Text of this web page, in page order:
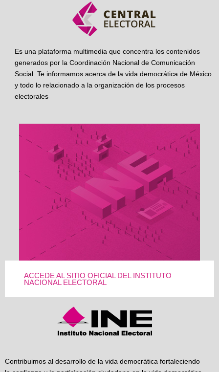
Es una plataforma multimedia que concentra los contenidos
generados por la Coordinación Nacional de Comunicación
Social. Te informamos acerca de la vida democrática de México
y todo lo relacionado a la organización de los procesos
electorales
ACCEDE AL SITIO OFICIAL DEL INSTITUTO
NACIONAL ELECTORAL
Contribuimos al desarrollo de la vida democrática fortaleciendo